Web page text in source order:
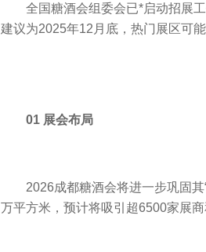
全国糖酒会组委会已*启动招展
建议为2025年12月底，热门展区可能
01 展会布局
2026成都糖酒会将进一步巩固
万平方米，预计将吸引超6500家展商